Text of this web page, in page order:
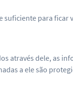
para ficar
através dele, as
a ele são